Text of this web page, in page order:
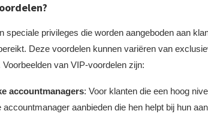
speciale privileges die worden aangeboden aan
Deze voordelen kunnen variëren van
van VIP-voordelen zijn:
accountmanagers: Voor klanten die een hoog
accountmanager aanbieden die hen helpt bij hun